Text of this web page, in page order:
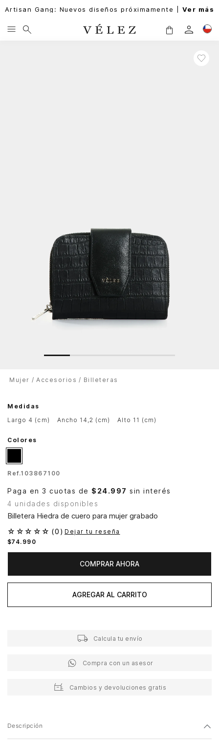
Artisan Gang: Nuevos diseños próximamente | Ver más
Mujer Accesorios Billeteras
Medidas
largo 4 (cm)
ancho 14,2 (cm) alto 11 (cm)
Colores
Ref.103867100
Paga en 3 cuotas de $24.997 sin interés
4 unidades disponibles
Billetera Hiedra de cuero para mujer grabado
☆ ☆ ☆ ☆ ☆ (0 ) Dejar tu reseña
$74. 990
COMPRAR AHORA
AGREGAR AL CARRITO
Calcula tu envío
Compra con un asesor
Cambios y devoluciones gratis
Descripción